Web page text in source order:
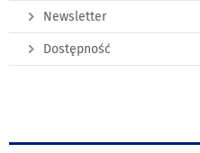
Newsletter
Dostępność